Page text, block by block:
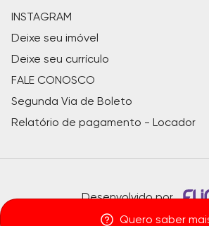
Quero saber
INSTAGRAM
Deixe seu imóvel
Deixe seu currículo
FALE CONOSCO
Segunda Via de Boleto
Relatório de pagamento - Locador
Desenvolvido por